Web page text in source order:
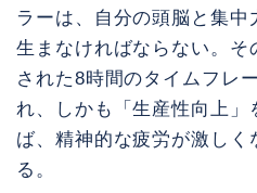
ラーは、自分の頭脳と集
生まなければならない。
された8時間のタイムフレ
れ、しかも「生産性向上」
ば、精神的な疲労が激しく
る。